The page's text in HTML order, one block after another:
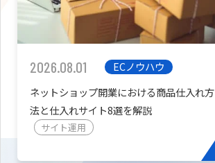
カスタマイズ開発
2026.08.01
ECノウハウ
ネットショップ開業における商品仕入れ方
法と仕入れサイト8選を解説
サイト運用